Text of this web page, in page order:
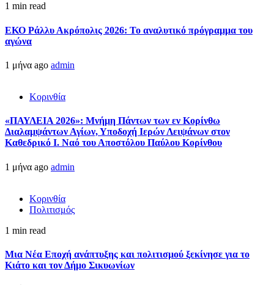
1 min read
ΕΚΟ Ράλλυ Ακρόπολις 2026: Το αναλυτικό πρόγραμμα του
αγώνα
1 μήνα ago admin
Κορινθία
«ΠΑΥΛΕΙΑ 2026»: Μνήμη Πάντων των εν Κορίνθω
Διαλαμψάντων Αγίων, Υποδοχή Ιερών Λειψάνων στον
Καθεδρικό Ι. Ναό του Αποστόλου Παύλου Κορίνθου
1 μήνα ago admin
Κορινθία
Πολιτισμός
1 min read
Μια Νέα Εποχή ανάπτυξης και πολιτισμού ξεκίνησε για το
Κιάτο και τον Δήμο Σικυωνίων